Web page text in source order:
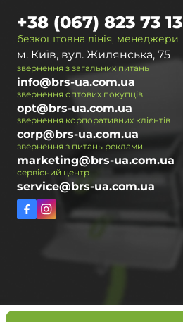
безкоштовна лінія, менеджери
+38 (067) 823 73 13
м. Київ, вул. Жилянська, 75
звернення з загальних питань
info@brs-ua.com.ua
звернення оптових покупців
opt@brs-ua.com.ua
звернення корпоративних клієнтів
corp@brs-ua.com.ua
звернення з питань реклами
marketing@brs-ua.com.ua
сервісний центр
service@brs-ua.com.ua